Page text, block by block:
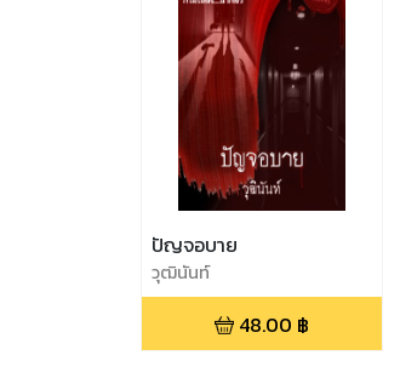
ปัญจอบาย
วุฒินันท์
48.00 ฿